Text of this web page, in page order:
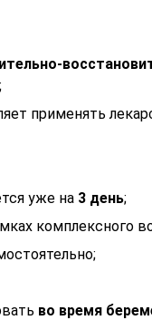
применять
уже на 3 день;
комплексного
во время